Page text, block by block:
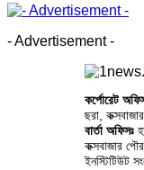
- Advertisement -
কর্পোরেট
ছরা,
বার্তা অফিসঃ
কক্সবাজার
ইনস্টিটিউট